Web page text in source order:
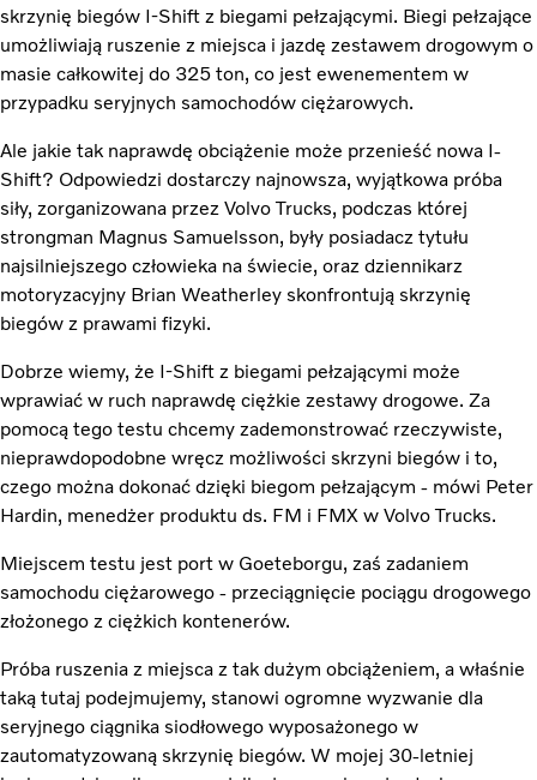
skrzynię biegów I-Shift z biegami pełzającymi. Biegi pełzające
umożliwiają ruszenie z miejsca i jazdę zestawem drogowym o
masie całkowitej do 325 ton, co jest ewenementem w
przypadku seryjnych samochodów ciężarowych.
Ale jakie tak naprawdę obciążenie może przenieść nowa I-
Shift? Odpowiedzi dostarczy najnowsza, wyjątkowa próba
siły, zorganizowana przez Volvo Trucks, podczas której
strongman Magnus Samuelsson, były posiadacz tytułu
najsilniejszego człowieka na świecie, oraz dziennikarz
motoryzacyjny Brian Weatherley skonfrontują skrzynię
biegów z prawami fizyki.
Dobrze wiemy, że I-Shift z biegami pełzającymi może
wprawiać w ruch naprawdę ciężkie zestawy drogowe. Za
pomocą tego testu chcemy zademonstrować rzeczywiste,
nieprawdopodobne wręcz możliwości skrzyni biegów i to,
czego można dokonać dzięki biegom pełzającym - mówi Peter
Hardin, menedżer produktu ds. FM i FMX w Volvo Trucks.
Miejscem testu jest port w Goeteborgu, zaś zadaniem
samochodu ciężarowego - przeciągnięcie pociągu drogowego
złożonego z ciężkich kontenerów.
Próba ruszenia z miejsca z tak dużym obciążeniem, a właśnie
taką tutaj podejmujemy, stanowi ogromne wyzwanie dla
seryjnego ciągnika siodłowego wyposażonego w
zautomatyzowaną skrzynię biegów. W mojej 30-letniej